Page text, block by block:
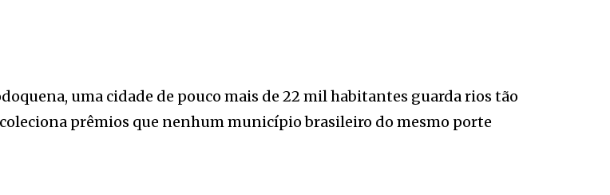
uma cidade de pouco mais de 22 mil habitantes guarda rios tão
coleciona prêmios que nenhum município brasileiro do mesmo porte